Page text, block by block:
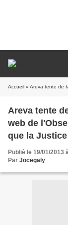
Accueil » Areva tente de faire
Areva tente
web de
que la
Publié le 19/01/2013
Par Jocegaly